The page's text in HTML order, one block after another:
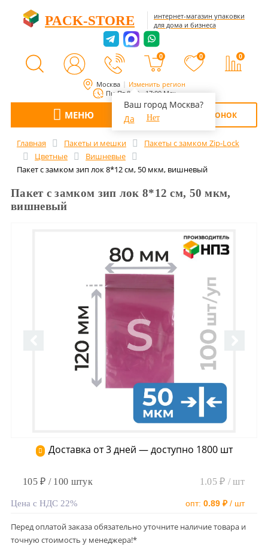
Москва Изменить регион
Ваш город Москва?
Да
Нет
Пн-Пт 8:00 - 17:00 Мск
PACK-STORE
интернет-магазин упаковки
для дома и бизнеса
0 0 0
МЕНЮ ОБРАТНЫЙ ЗВОНОК
Главная Пакеты и мешки
Пакеты с замком Zip-Lock
Цветные
Вишневые
Пакет с замком зип лок 8*12 см, 50 мкм, вишневый
Пакет с замком зип лок 8*12 см, 50 мкм,
вишневый
Доставка от 3 дней — доступно 1800 шт
105 ₽ / 100 штук 1.05 ₽ / шт
Цена с НДС 22% опт: 0.89 ₽/ шт
Перед оплатой заказа обязательно уточните наличие товара и
точную стоимость у менеджера!*